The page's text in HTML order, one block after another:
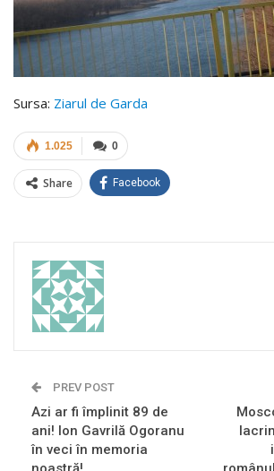
Sursa: Ziarul de Garda
0
1.025
Share Facebook
PREV POST
Azi ar fi împlinit 89 de
ani! Ion Gavrilă Ogoranu
în veci în memoria